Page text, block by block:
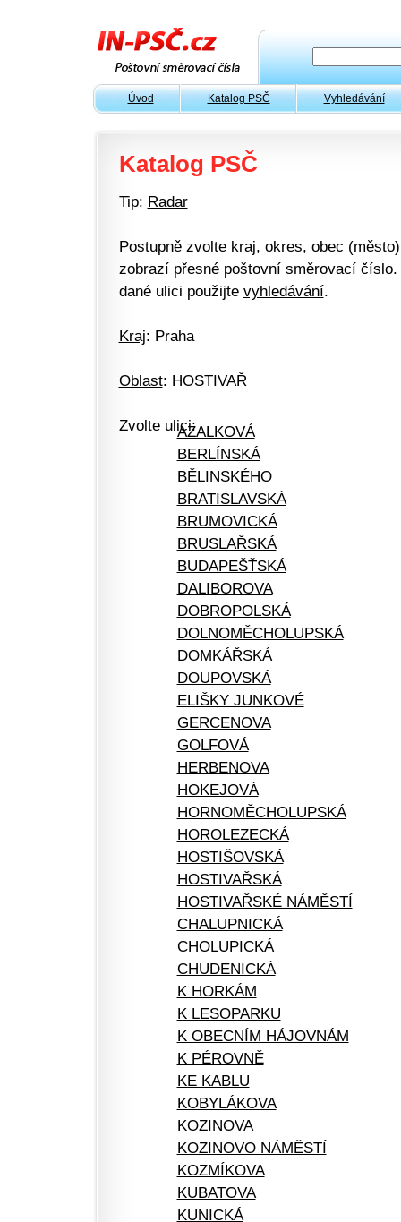
Úvod Katalog PSČ Vyhledávání
Katalog PSČ
Tip: Radar
Postupně zvolte kraj, okres, obec
zobrazí přesné poštovní směrovací
dané ulici použijte vyhledávání.
Kraj: Praha
Oblast: HOSTIVAŘ
Zvolte ulici:AZALKOVÁ
BERLÍNSKÁ
BĚLINSKÉHO
BRATISLAVSKÁ
BRUMOVICKÁ
BRUSLAŘSKÁ
BUDAPEŠŤSKÁ
DALIBOROVA
DOBROPOLSKÁ
DOLNOMĚCHOLUPSKÁ
DOMKÁŘSKÁ
DOUPOVSKÁ
ELIŠKY JUNKOVÉ
GERCENOVA
GOLFOVÁ
HERBENOVA
HOKEJOVÁ
HORNOMĚCHOLUPSKÁ
HOROLEZECKÁ
HOSTIŠOVSKÁ
HOSTIVAŘSKÁ
HOSTIVAŘSKÉ NÁMĚSTÍ
CHALUPNICKÁ
CHOLUPICKÁ
CHUDENICKÁ
K HORKÁM
K LESOPARKU
K OBECNÍM HÁJOVNÁM
K PÉROVNĚ
KE KABLU
KOBYLÁKOVA
KOZINOVA
KOZINOVO NÁMĚSTÍ
KOZMÍKOVA
KUBATOVA
KUNICKÁ